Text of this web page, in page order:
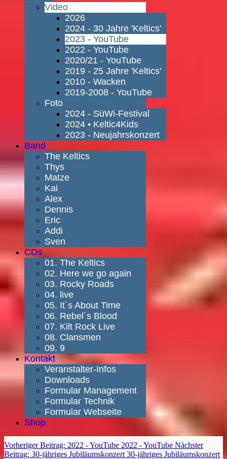
Video
2026
2024 - 30 Jahre 'Keltics'
2023 - YouTube
2022 - YouTube
2020/21 - YouTube
2019 - 25 Jahre 'Keltics'
2010 - Wacken
2019-2008 - YouTube
Foto
2024 - SüWi-Festival
2024 • Keltic4Kids
2023 - Neujahrskonzert
Band
The Keltics
Thys
Matze
Kai
Alex
Dennis
Eric
Addi
Sven
CDs
01. The Keltics
02. Here we go again
03. Rocky Roads
04. live
05. It´s About Time
06. Rebel´s Blood
07. Kilt Rock Live
08. Clansmen
09. 9
Kontakt
Veranstalter-Infos
Downloads
Formular Management
Formular Technik
Formular Webseite
Shop
Vorheriger Beitrag: 2022 - YouTube 2022 - YouTube Nächster
Beitrag: 30-jähriges Jubiläumskonzert 30-jähriges Jubiläumskonzert